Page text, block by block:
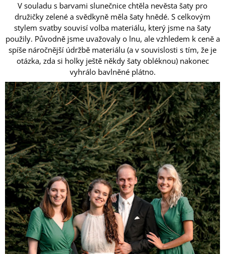
V souladu s barvami slunečnice chtěla nevěsta šaty pro
družičky zelené a svědkyně měla šaty hnědé. S celkovým
stylem svatby souvisí volba materiálu, který jsme na šaty
použily. Původně jsme uvažovaly o lnu, ale vzhledem k ceně a
spíše náročnější údržbě materiálu (a v souvislosti s tím, že je
otázka, zda si holky ještě někdy šaty obléknou) nakonec
vyhrálo bavlněné plátno.